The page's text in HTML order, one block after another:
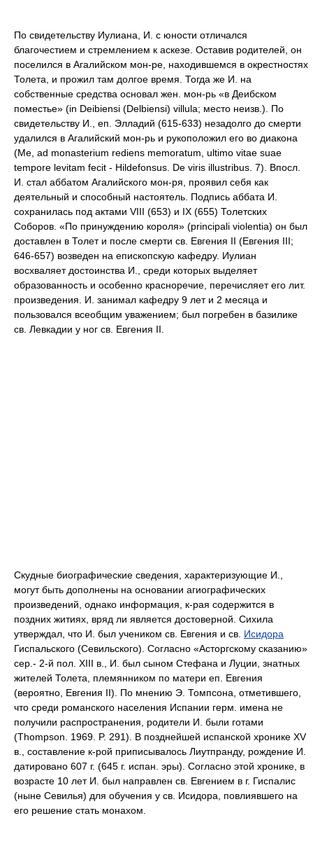
По свидетельству Иулиана, И. с юности отличался
благочестием и стремлением к аскезе. Оставив родителей, он
поселился в Агалийском мон-ре, находившемся в окрестностях
Толета, и прожил там долгое время. Тогда же И. на
собственные средства основал жен. мон-рь «в Деибском
поместье» (in Deibiensi (Delbiensi) villula; место неизв.). По
свидетельству И., еп. Элладий (615-633) незадолго до смерти
удалился в Агалийский мон-рь и рукоположил его во диакона
(Me, ad monasterium rediens memoratum, ultimo vitae suae
tempore levitam fecit - Hildefonsus. De viris illustribus. 7). Впосл.
И. стал аббатом Агалийского мон-ря, проявил себя как
деятельный и способный настоятель. Подпись аббата И.
сохранилась под актами VIII (653) и IX (655) Толетских
Соборов. «По принуждению короля» (principali violentia) он был
доставлен в Толет и после смерти св. Евгения II (Евгения III;
646-657) возведен на епископскую кафедру. Иулиан
восхваляет достоинства И., среди которых выделяет
образованность и особенно красноречие, перечисляет его лит.
произведения. И. занимал кафедру 9 лет и 2 месяца и
пользовался всеобщим уважением; был погребен в базилике
св. Левкадии у ног св. Евгения II.
Скудные биографические сведения, характеризующие И.,
могут быть дополнены на основании агиографических
произведений, однако информация, к-рая содержится в
поздних житиях, вряд ли является достоверной. Сихила
утверждал, что И. был учеником св. Евгения и св. Исидора
Гиспальского (Севильского). Согласно «Асторгскому сказанию»
сер.- 2-й пол. XIII в., И. был сыном Стефана и Луции, знатных
жителей Толета, племянником по матери еп. Евгения
(вероятно, Евгения II). По мнению Э. Томпсона, отметившего,
что среди романского населения Испании герм. имена не
получили распространения, родители И. были готами
(Thompson. 1969. P. 291). В позднейшей испанской хронике XV
в., составление к-рой приписывалось Лиутпранду, рождение И.
датировано 607 г. (645 г. испан. эры). Согласно этой хронике, в
возрасте 10 лет И. был направлен св. Евгением в г. Гиспалис
(ныне Севилья) для обучения у св. Исидора, повлиявшего на
его решение стать монахом.